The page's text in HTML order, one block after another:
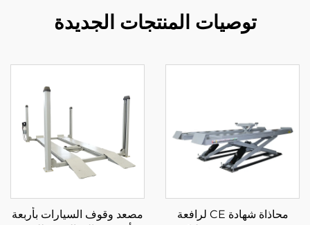
توصيات المنتجات الجديدة
محاذاة شهادة CE لرافعة
مصعد وقوف السيارات بأربعة